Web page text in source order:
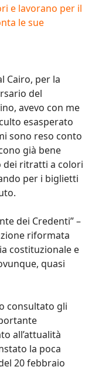
e lavorano per il
le sue
Cairo, per la
del
avevo con me
esasperato
sono reso conto
già bene
dei ritratti a colori
per i biglietti
dei Credenti” –
riformata
costituzionale e
quasi
consultato gli
all’attualità
la poca
20 febbraio